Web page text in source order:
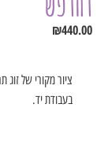
₪440.00
ציור מקורי של זוג
בעבודת יד.